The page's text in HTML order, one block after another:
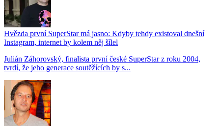
Hvězda první SuperStar má jasno: Kdyby tehdy existoval dnešní
Instagram, internet by kolem něj šílel
Julián Záhorovský, finalista první české SuperStar z roku 2004,
tvrdí, že jeho generace soutěžících by s...